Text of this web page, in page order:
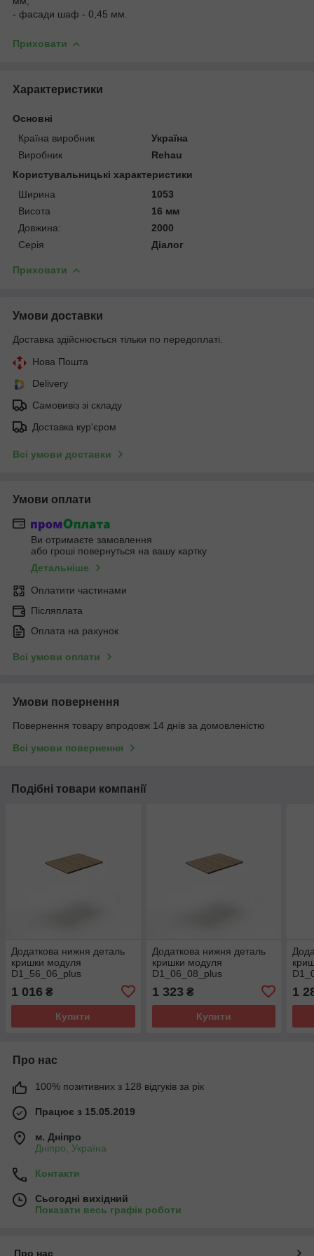
- фасади шаф - 0,45 мм.
Приховати
Характеристики
Основні
Країна виробник
Україна
Виробник
Rehau
Користувальницькі характеристики
Ширина
1053
Висота
16 мм
Довжина:
2000
Серія
Діалог
Приховати
Умови доставки
Доставка здійснюється тільки по передоплаті.
Нова Пошта
Delivery
Самовивіз зі складу
Доставка кур'єром
Всі умови доставки
Умови оплати
Ви отримаєте замовлення
або гроші повернуться на вашу картку
Детальніше
Оплатити частинами
Післяплата
Оплата на рахунок
Всі умови оплати
Умови повернення
Повернення товару впродовж 14 днів за домовленістю
Всі умови повернення
Подібні товари компанії
Додаткова нижня деталь
кришки модуля
D1_56_06_plus
1 016 ₴
Купити
Додаткова нижня деталь
кришки модуля
D1_06_08_plus
1 323 ₴
Купити
1
Про нас
100% позитивних з 128 відгуків за рік
Працює з 15.05.2019
м. Дніпро
Дніпро, Україна
Контакти
Сьогодні вихідний
Показати весь графік роботи
Про нас